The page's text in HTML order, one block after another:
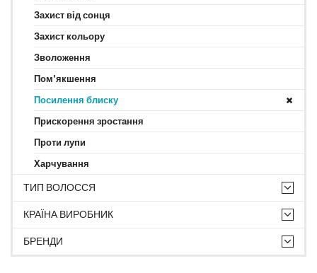
Захист від сонця
Захист кольору
Зволоження
Пом'якшення
Посилення блиску
Прискорення зростання
Проти лупи
Харчування
ТИП ВОЛОССЯ
КРАЇНА ВИРОБНИК
БРЕНДИ